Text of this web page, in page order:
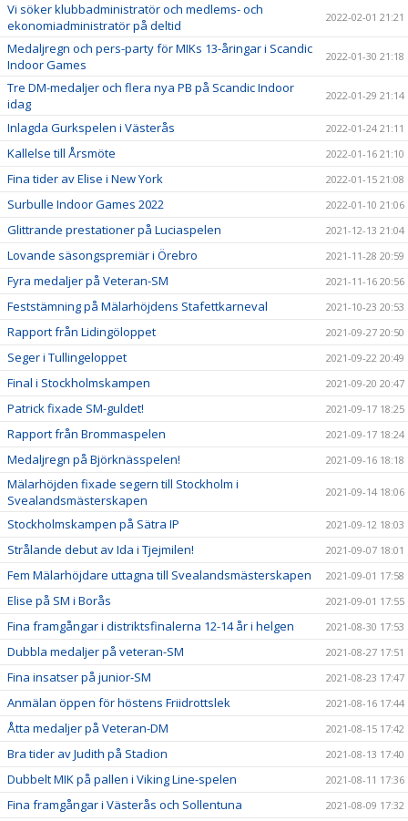
Vi söker klubbadministratör och medlems- och
ekonomiadministratör på deltid
2022-02-01 21:21
Medaljregn och pers-party för MIKs 13-åringar i Scandic
Indoor Games
2022-01-30 21:18
Tre DM-medaljer och flera nya PB på Scandic Indoor
idag
2022-01-29 21:14
Inlagda Gurkspelen i Västerås 2022-01-24 21:11
Kallelse till Årsmöte 2022-01-16 21:10
Fina tider av Elise i New York 2022-01-15 21:08
Surbulle Indoor Games 2022 2022-01-10 21:06
Glittrande prestationer på Luciaspelen 2021-12-13 21:04
Lovande säsongspremiär i Örebro 2021-11-28 20:59
Fyra medaljer på Veteran-SM 2021-11-16 20:56
Feststämning på Mälarhöjdens Stafettkarneval 2021-10-23 20:53
Rapport från Lidingöloppet 2021-09-27 20:50
Seger i Tullingeloppet 2021-09-22 20:49
Final i Stockholmskampen 2021-09-20 20:47
Patrick fixade SM-guldet! 2021-09-17 18:25
Rapport från Brommaspelen 2021-09-17 18:24
Medaljregn på Björknässpelen! 2021-09-16 18:18
Mälarhöjden fixade segern till Stockholm i
Svealandsmästerskapen
2021-09-14 18:06
Stockholmskampen på Sätra IP 2021-09-12 18:03
Strålande debut av Ida i Tjejmilen! 2021-09-07 18:01
Fem Mälarhöjdare uttagna till Svealandsmästerskapen 2021-09-01 17:58
Elise på SM i Borås 2021-09-01 17:55
Fina framgångar i distriktsfinalerna 12-14 år i helgen 2021-08-30 17:53
Dubbla medaljer på veteran-SM 2021-08-27 17:51
Fina insatser på junior-SM 2021-08-23 17:47
Anmälan öppen för höstens Friidrottslek 2021-08-16 17:44
Åtta medaljer på Veteran-DM 2021-08-15 17:42
Bra tider av Judith på Stadion 2021-08-13 17:40
Dubbelt MIK på pallen i Viking Line-spelen 2021-08-11 17:36
Fina framgångar i Västerås och Sollentuna 2021-08-09 17:32